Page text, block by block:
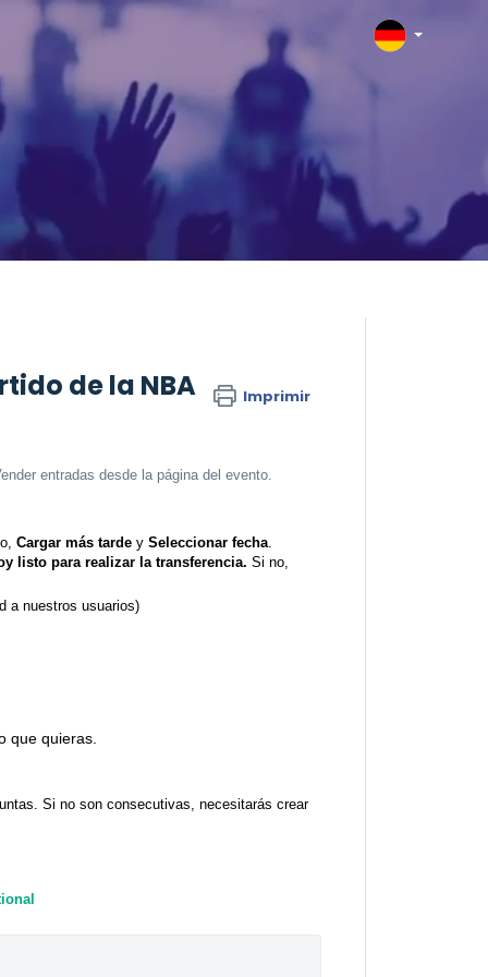
de la NBA Imprimir
entradas desde la página del evento.
Cargar más tarde ySeleccionar fecha.
listo para realizar la transferencia. Si no,
a nuestros usuarios)
que quieras.
Si no son consecutivas, necesitarás crear